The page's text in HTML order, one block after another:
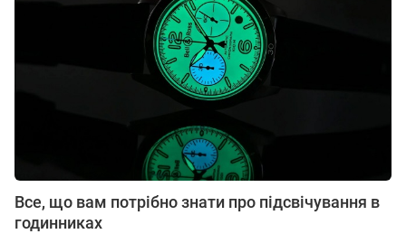
Все, що вам потрібно знати про підсвічування в
годинниках